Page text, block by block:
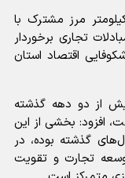
شد: ایلام با برخورداری از ۴۳۰ کیلومتر مرز مشترک با
تجاری برخوردار
اقتصاد استان
از دو دهه گذشته
افزود: بخشی از این
گذشته بوده، در
تجارت و تقویت